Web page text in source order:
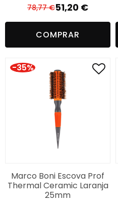
78,77€ O
preço
original
era:
51,20 €
O
preço
atual
é:
COMPRAR
-35%
Marco Boni Escova Prof
Thermal Ceramic Laranja
25mm